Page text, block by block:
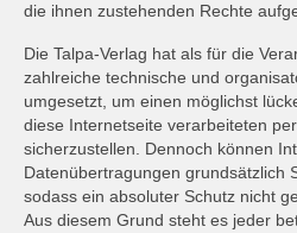
die ihnen zustehenden Rechte
Die Talpa-Verlag hat als für die
zahlreiche technische und
umgesetzt, um einen möglichst
diese Internetseite verarbeiteten
sicherzustellen. Dennoch können
Datenübertragungen grundsätzlich
sodass ein absoluter Schutz nicht
Aus diesem Grund steht es jeder